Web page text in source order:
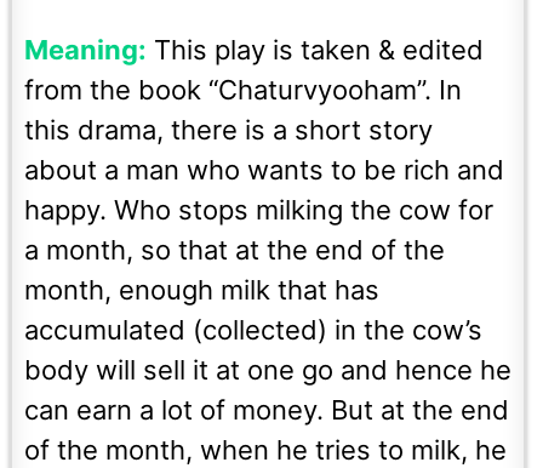
Meaning: This play is taken & edited
from the book “Chaturvyooham”. In
this drama, there is a short story
about a man who wants to be rich and
happy. Who stops milking the cow for
a month, so that at the end of the
month, enough milk that has
accumulated (collected) in the cow’s
body will sell it at one go and hence he
can earn a lot of money. But at the end
of the month, when he tries to milk, he